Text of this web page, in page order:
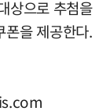
상으로 추첨을
을 제공한다.